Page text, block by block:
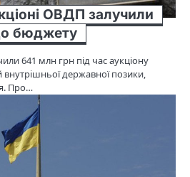
ОВДП залучили
бюджету
641 млн грн під час аукціону
внутрішньої державної позики,
Про…